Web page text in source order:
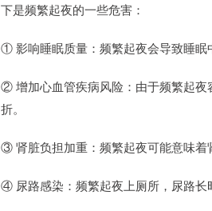
下是频繁起夜的一些危害：
① 影响睡眠质量：频繁起夜会导致睡眠
② 增加心血管疾病风险：由于频繁起夜
折。
③ 肾脏负担加重：频繁起夜可能意味着
④ 尿路感染：频繁起夜上厕所，尿路长